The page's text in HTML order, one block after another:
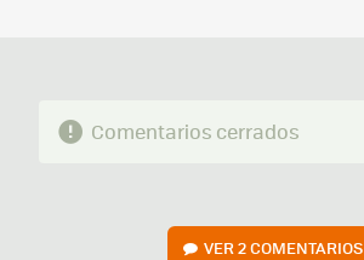
Comentarios cerrados
VER2 COMENTARIOS